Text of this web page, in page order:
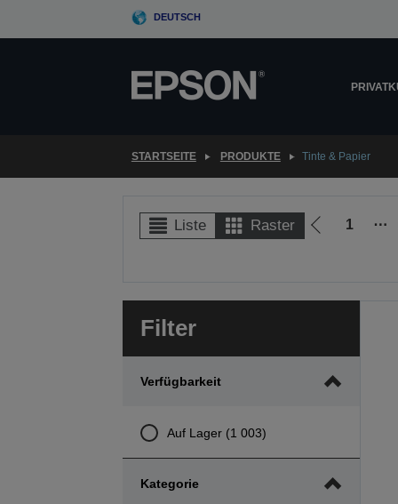
DEUTSCH
STARTSEITE PRODUKTE Tinte & Papier
Liste Raster
Zur
1 ⋯
Filter
Verfügbarkeit
Auf Lager (1 003)
Kategorie